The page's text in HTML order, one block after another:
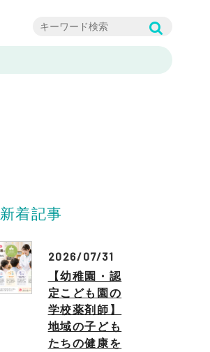
新着記事
2026/07/31
【幼稚園・認
定こども園の
学校薬剤師】
地域の子ども
たちの健康を